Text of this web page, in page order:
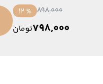
898,000
% 12
798,000تومان